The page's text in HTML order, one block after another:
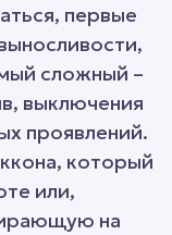
первые
сложный –
выключения
проявлений.
который
или,
на